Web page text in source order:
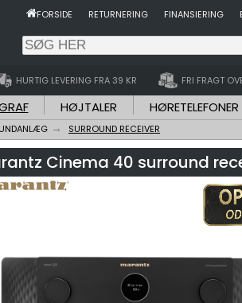
FORSIDE RETURNERING FINANSIERING
HURTIG LEVERING FRA 39 KR FRI FRAGT
HØJTALER HØRETELEFONER
SURROUND RECEIVER
Cinema 40 surround